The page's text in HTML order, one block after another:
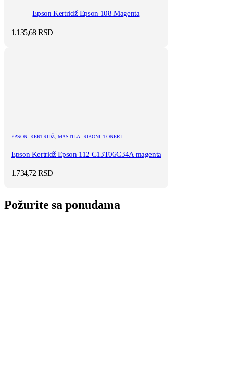
Epson Kertridž Epson 108 Magenta
1.135,68RSD
EPSON KERTRIDŽ MASTILA RIBONI TONERI
Epson Kertridž Epson 112 C13T06C34A magenta
1.734,72 RSD
Požurite sa ponudama